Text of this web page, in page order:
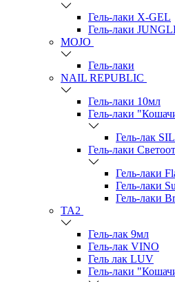
Гель-лаки Х-GEL
Гель-лаки
MOJO
Гель-лаки
NAIL REPUBLIC
Гель-лаки 10мл
Гель-лаки
Гель-лак
Гель-лаки
Гель-лаки
Гель-лаки
Гель-лаки
TA2
Гель-лак 9мл
Гель-лак VINO
Гель лак LUV
Гель-лаки